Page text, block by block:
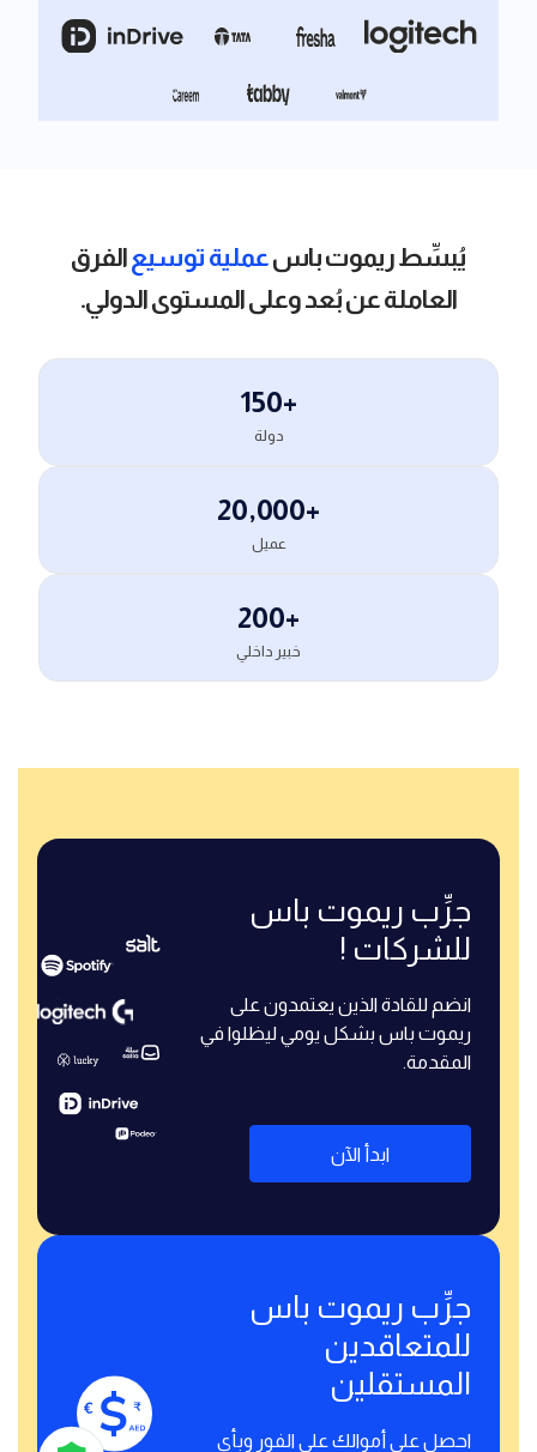
يُبسِّط ريموت باسعملية توسيع الفرق
العاملة عن بُعد وعلى المستوى الدولي.
150+
دولة
20,000+
عميل
200+
خبير داخلي
جرِّب ريموت باس
للشركات !
انضم للقادة الذين يعتمدون على
ريموت باس بشكل يومي ليظلوا في
المقدمة.
ابدأ الآن
جرِّب ريموت باس
للمتعاقدين
المستقلين
احصل على أموالك على الفور وبأي